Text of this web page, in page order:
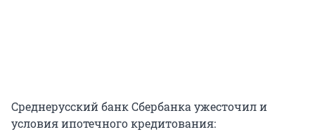
Среднерусский банк Сбербанка ужесточил и
условия ипотечного кредитования: